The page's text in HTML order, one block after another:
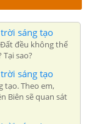
sáng tạo
đều không thể
sao?
sáng tạo
tạo. Theo em,
Biên sẽ quan sát